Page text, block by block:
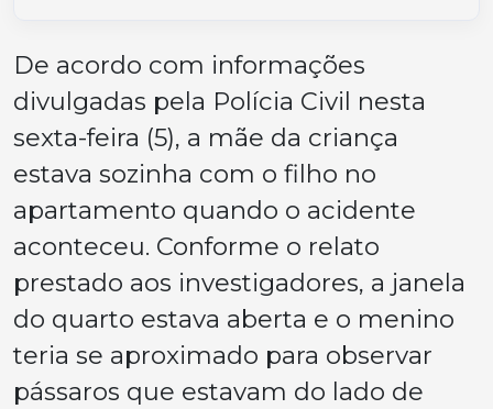
De acordo com informações
divulgadas pela Polícia Civil nesta
sexta-feira (5), a mãe da criança
estava sozinha com o filho no
apartamento quando o acidente
aconteceu. Conforme o relato
prestado aos investigadores, a janela
do quarto estava aberta e o menino
teria se aproximado para observar
pássaros que estavam do lado de